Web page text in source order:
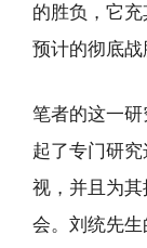
的胜负，它
预计的彻底战
笔者的这一
起了专门研
视，并且为
会。刘统先